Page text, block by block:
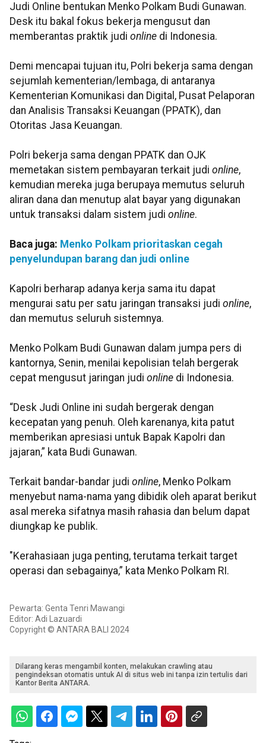
Judi Online bentukan Menko Polkam Budi Gunawan.
Desk itu bakal fokus bekerja mengusut dan
memberantas praktik judi online di Indonesia.
Demi mencapai tujuan itu, Polri bekerja sama dengan
sejumlah kementerian/lembaga, di antaranya
Kementerian Komunikasi dan Digital, Pusat Pelaporan
dan Analisis Transaksi Keuangan (PPATK), dan
Otoritas Jasa Keuangan.
Polri bekerja sama dengan PPATK dan OJK
memetakan sistem pembayaran terkait judi online,
kemudian mereka juga berupaya memutus seluruh
aliran dana dan menutup alat bayar yang digunakan
untuk transaksi dalam sistem judi online.
Baca juga: Menko Polkam prioritaskan cegah
penyelundupan barang dan judi online
Kapolri berharap adanya kerja sama itu dapat
mengurai satu per satu jaringan transaksi judi online,
dan memutus seluruh sistemnya.
Menko Polkam Budi Gunawan dalam jumpa pers di
kantornya, Senin, menilai kepolisian telah bergerak
cepat mengusut jaringan judi online di Indonesia.
“Desk Judi Online ini sudah bergerak dengan
kecepatan yang penuh. Oleh karenanya, kita patut
memberikan apresiasi untuk Bapak Kapolri dan
jajaran,” kata Budi Gunawan.
Terkait bandar-bandar judi online, Menko Polkam
menyebut nama-nama yang dibidik oleh aparat berikut
asal mereka sifatnya masih rahasia dan belum dapat
diungkap ke publik.
"Kerahasiaan juga penting, terutama terkait target
operasi dan sebagainya,” kata Menko Polkam RI.
Pewarta: Genta Tenri Mawangi
Editor: Adi Lazuardi
Copyright © ANTARA BALI 2024
Dilarang keras mengambil konten, melakukan crawling atau
pengindeksan otomatis untuk AI di situs web ini tanpa izin tertulis dari
Kantor Berita ANTARA.